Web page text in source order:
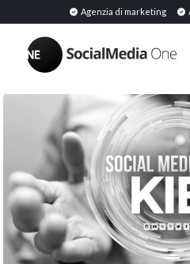
Agenzia di marketing